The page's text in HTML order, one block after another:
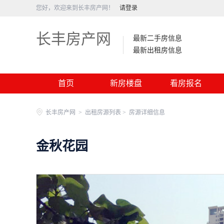
您好，欢迎来到长丰房产网！ 请登录
长丰房产网
最新二手房信息
最新出租房信息
首页 新房楼盘 看房报名
长丰房产网 > 出租房源列表 > 房源详细信息
金秋花园